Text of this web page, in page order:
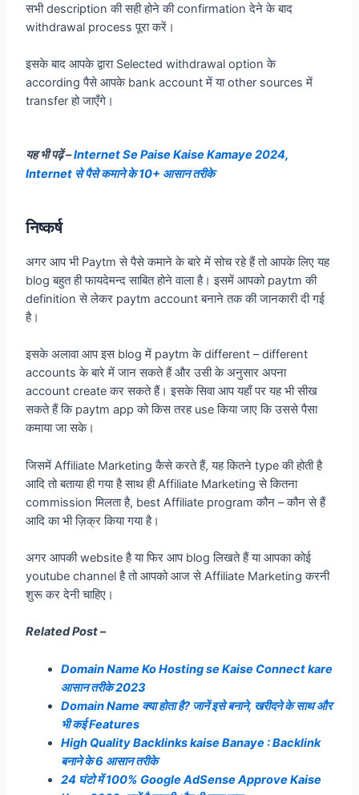
सभी description की सही होने की confirmation देने के बाद
withdrawal process पूरा करें।
इसके बाद आपके द्वारा Selected withdrawal option के
according पैसे आपके bank account में या other sources में
transfer हो जाएँगे।
यह भी पढ़ें –Internet Se Paise Kaise Kamaye 2024,
Internet से पैसे कमाने के 10+ आसान तरीके
निष्कर्ष
अगर आप भी Paytm से पैसे कमाने के बारे में सोच रहे हैं तो आपके लिए यह
blog बहुत ही फायदेमन्द साबित होने वाला है। इसमें आपको paytm की
definition से लेकर paytm account बनाने तक की जानकारी दी गई
है।
इसके अलावा आप इस blog में paytm के different – different
accounts के बारे में जान सकते हैं और उसी के अनुसार अपना
account create कर सकते हैं। इसके सिवा आप यहाँ पर यह भी सीख
सकते हैं कि paytm app को किस तरह use किया जाए कि उससे पैसा
कमाया जा सके।
जिसमें Affiliate Marketing कैसे करते हैं, यह कितने type की होती है
आदि तो बताया ही गया है साथ ही Affiliate Marketing से कितना
commission मिलता है, best Affiliate program कौन – कौन से हैं
आदि का भी ज़िक्र किया गया है।
अगर आपकी website है या फिर आप blog लिखते हैं या आपका कोई
youtube channel है तो आपको आज से Affiliate Marketing करनी
शुरू कर देनी चाहिए।
Related Post –
Domain Name Ko Hosting se Kaise Connect kare
आसान तरीके 2023
Domain Name क्या होता है? जानें इसे बनाने, खरीदने के साथ और
भी कई Features
High Quality Backlinks kaise Banaye : Backlink
बनाने के 6 आसान तरीके
24 घंटो में 100% Google AdSense Approve Kaise